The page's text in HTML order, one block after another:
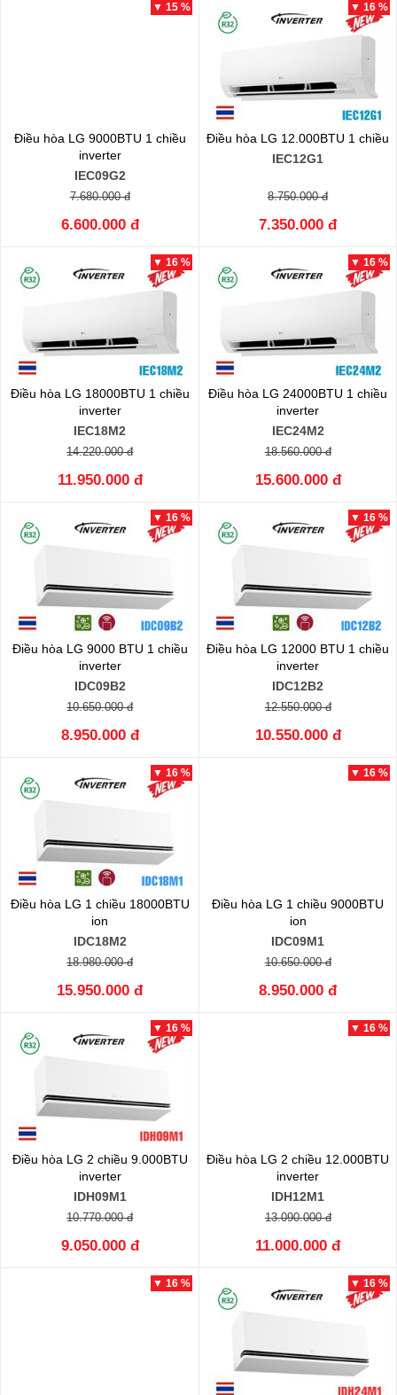
▼ 15 %
Điều hòa LG 9000BTU 1 chiều
inverter
IEC09G2
7.680.000 đ
6.600.000 đ
▼ 16 %
Điều hòa LG 12.000BTU 1 chiều
IEC12G1
8.750.000 đ
7.350.000 đ
▼ 16 %
Điều hòa LG 18000BTU 1 chiều
inverter
IEC18M2
14.220.000 đ
11.950.000 đ
▼ 16 %
Điều hòa LG 24000BTU 1 chiều
inverter
IEC24M2
18.560.000 đ
15.600.000 đ
▼ 16 %
Điều hòa LG 9000 BTU 1 chiều
inverter
IDC09B2
10.650.000 đ
8.950.000 đ
▼ 16 %
Điều hòa LG 12000 BTU 1 chiều
inverter
IDC12B2
12.550.000 đ
10.550.000 đ
▼ 16 %
Điều hòa LG 1 chiều 18000BTU
ion
IDC18M2
18.980.000 đ
15.950.000 đ
▼ 16 %
Điều hòa LG 1 chiều 9000BTU
ion
IDC09M1
10.650.000 đ
8.950.000 đ
▼ 16 %
Điều hòa LG 2 chiều 9.000BTU
inverter
IDH09M1
10.770.000 đ
9.050.000 đ
▼ 16 %
Điều hòa LG 2 chiều 12.000BTU
inverter
IDH12M1
13.090.000 đ
11.000.000 đ
▼ 16 % ▼ 16 %